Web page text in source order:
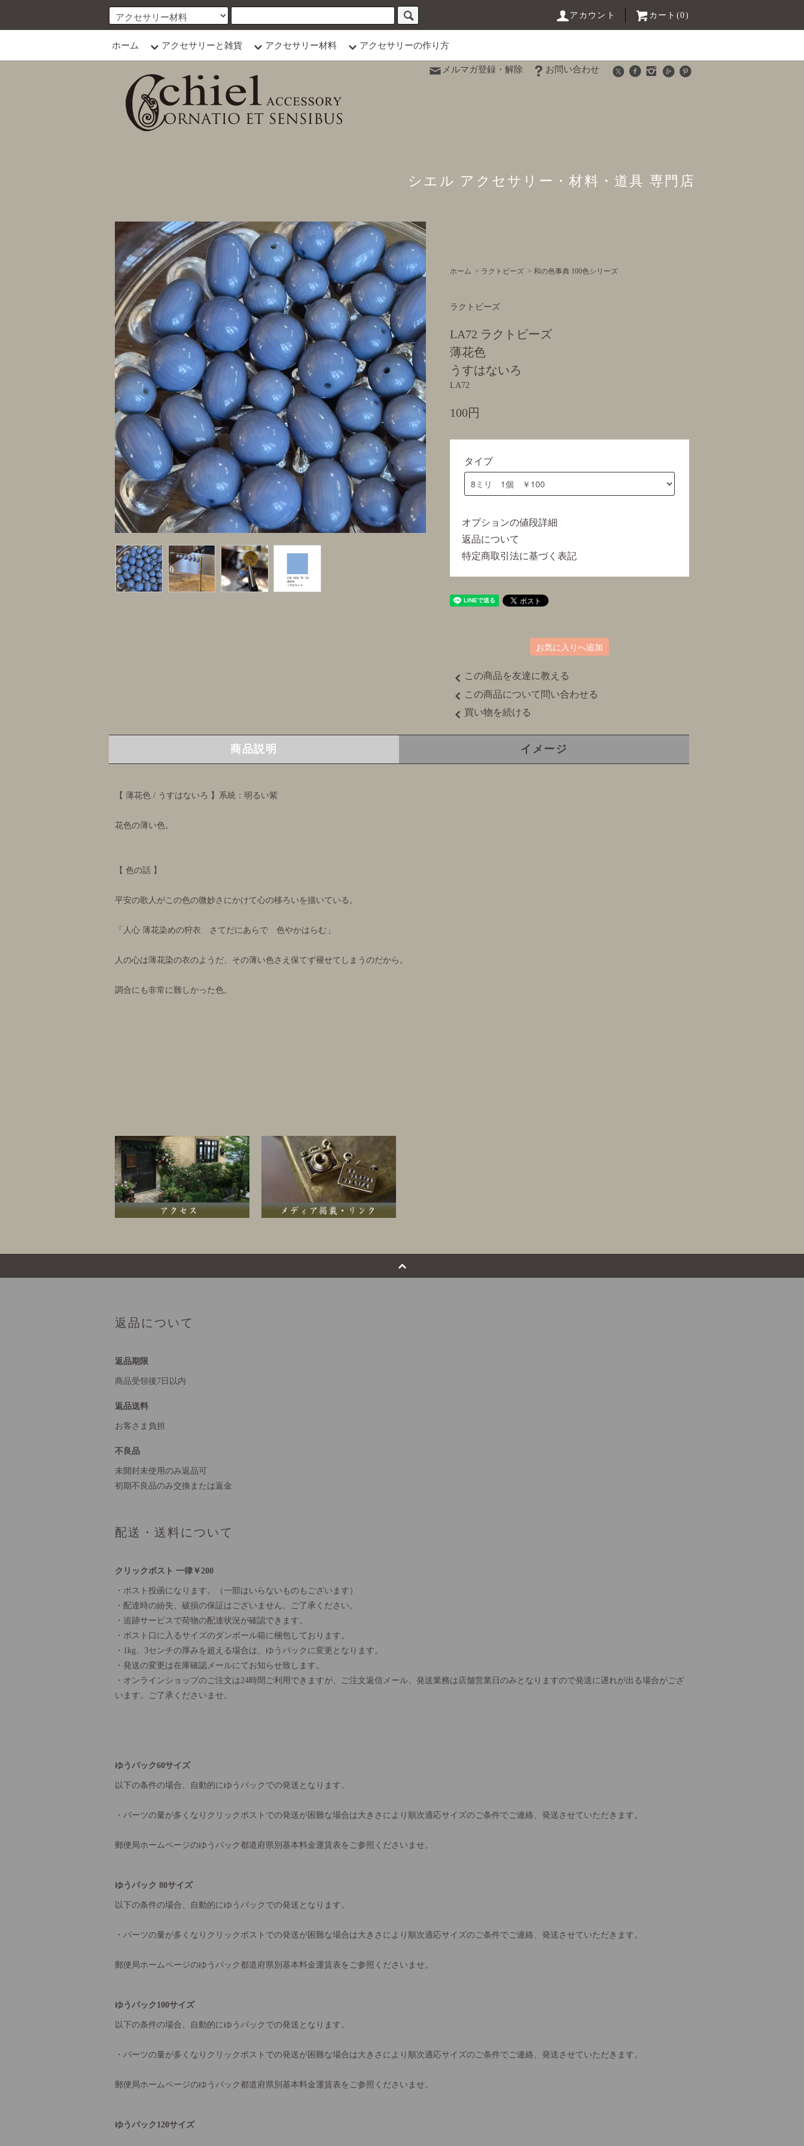
アカウント カート(0)
ホーム アクセサリーと雑貨 アクセサリー材料 アクセサリーの作り方
メルマガ登録・解除 お問い合わせ
シエル アクセサリー・材料・道具 専門店
ホーム > ラクトビーズ > 和の色事典 100色シリーズ
ラクトビーズ
LA72 ラクトビーズ
薄花色
うすはないろ
LA72
100円
タイプ
オプションの値段詳細
返品について
特定商取引法に基づく表記
お気に入りへ追加
この商品を友達に教える
この商品について問い合わせる
買い物を続ける
商品説明 イメージ
【 薄花色 / うすはないろ 】系統：明るい紫
花色の薄い色。
【 色の話 】
平安の歌人がこの色の微妙さにかけて心の移ろいを描いている。
「人心 薄花染めの狩衣 さてだにあらで 色やかはらむ」
人の心は薄花染の衣のようだ、その薄い色さえ保てず褪せてしまうのだから。
調合にも非常に難しかった色。
返品について
返品期限
商品受領後7日以内
返品送料
お客さま負担
不良品
未開封未使用のみ返品可
初期不良品のみ交換または返金
配送・送料について
クリックポスト 一律￥200
・ポスト投函になります。（一部はいらないものもございます）
・配達時の紛失、破損の保証はございません。ご了承ください。
・追跡サービスで荷物の配達状況が確認できます。
・ポスト口に入るサイズのダンボール箱に梱包しております。
・1kg、3センチの厚みを超える場合は、ゆうパックに変更となります。
・発送の変更は在庫確認メールにてお知らせ致します。
・オンラインショップのご注文は24時間ご利用できますが、ご注文返信メール、発送業務は店舗営業日のみとなりますので発送に遅れが出る場合がござ
います。ご了承くださいませ。
ゆうパック60サイズ
以下の条件の場合、自動的にゆうパックでの発送となります。
・パーツの量が多くなりクリックポストでの発送が困難な場合は大きさにより順次適応サイズのご条件でご連絡、発送させていただきます。
郵便局ホームページのゆうパック都道府県別基本料金運賃表をご参照くださいませ。
ゆうパック 80サイズ
以下の条件の場合、自動的にゆうパックでの発送となります。
・パーツの量が多くなりクリックポストでの発送が困難な場合は大きさにより順次適応サイズのご条件でご連絡、発送させていただきます。
郵便局ホームページのゆうパック都道府県別基本料金運賃表をご参照くださいませ。
ゆうパック100サイズ
以下の条件の場合、自動的にゆうパックでの発送となります。
・パーツの量が多くなりクリックポストでの発送が困難な場合は大きさにより順次適応サイズのご条件でご連絡、発送させていただきます。
郵便局ホームページのゆうパック都道府県別基本料金運賃表をご参照くださいませ。
ゆうパック120サイズ